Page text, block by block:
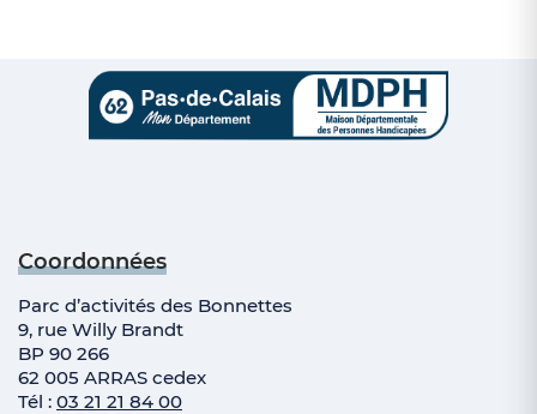
Coordonnées
Parc d’activités des Bonnettes
9, rue Willy Brandt
BP 90 266
62 005 ARRAS cedex
Tél : 03 21 21 84 00